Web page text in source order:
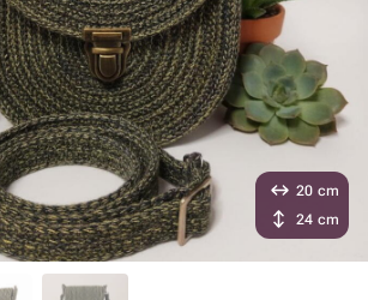
20 cm
24 cm